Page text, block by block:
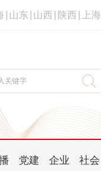
山东 山西 陕西 上海
党建 企业 社会